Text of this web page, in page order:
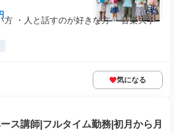
方 ・人と話すのが好きな方 ・音楽大学
気になる
ス講師|フルタイム勤務|初月から月